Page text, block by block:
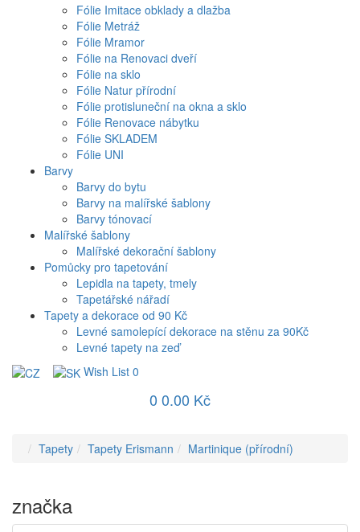
Fólie Imitace obklady a dlažba
Fólie Metráž
Fólie Mramor
Fólie na Renovaci dveří
Fólie na sklo
Fólie Natur přírodní
Fólie protisluneční na okna a sklo
Fólie Renovace nábytku
Fólie SKLADEM
Fólie UNI
Barvy
Barvy do bytu
Barvy na malířské šablony
Barvy tónovací
Malířské šablony
Malířské dekorační šablony
Pomůcky pro tapetování
Lepidla na tapety, tmely
Tapetářské nářadí
Tapety a dekorace od 90 Kč
Levné samolepící dekorace na stěnu za 90Kč
Levné tapety na zeď
Wish List 0
0 0.00 Kč
Tapety Tapety Erismann Martinique (přírodní)
značka